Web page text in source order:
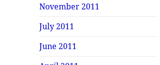
November 2011
July 2011
June 2011